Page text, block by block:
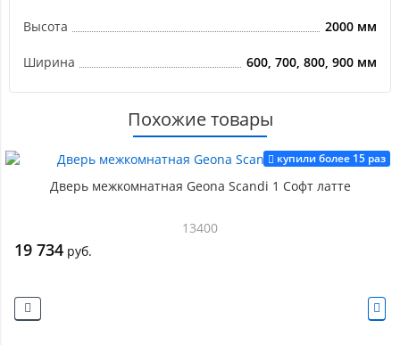
Высота 2000 мм
Ширина 600, 700, 800, 900 мм
Похожие товары
купили более 15 раз
Дверь межкомнатная Geona Scandi 1 Софт латте
13400
19 734 руб.